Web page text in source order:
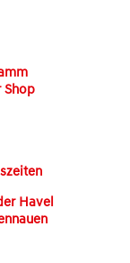
Shop
Havel